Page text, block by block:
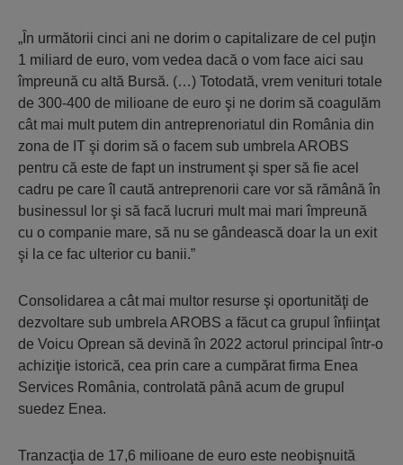
„În următorii cinci ani ne dorim o capitalizare de cel puţin
1 miliard de euro, vom vedea dacă o vom face aici sau
împreună cu altă Bursă. (…) Totodată, vrem venituri totale
de 300-400 de milioane de euro şi ne dorim să coagulăm
cât mai mult putem din antreprenoriatul din România din
zona de IT şi dorim să o facem sub umbrela AROBS
pentru că este de fapt un instrument şi sper să fie acel
cadru pe care îl caută antreprenorii care vor să rămână în
businessul lor şi să facă lucruri mult mai mari împreună
cu o companie mare, să nu se gândească doar la un exit
şi la ce fac ulterior cu banii.”
Consolidarea a cât mai multor resurse şi oportunităţi de
dezvoltare sub umbrela AROBS a făcut ca grupul înfiinţat
de Voicu Oprean să devină în 2022 actorul principal într-o
achiziţie istorică, cea prin care a cumpărat firma Enea
Services România, controlată până acum de grupul
suedez Enea.
Tranzacţia de 17,6 milioane de euro este neobişnuită